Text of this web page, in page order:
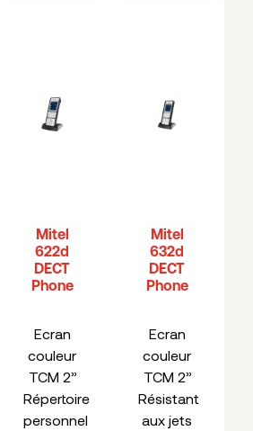
Mitel
622d
DECT
Phone
Ecran
couleur
TCM 2’’
Répertoire
personnel
Mitel
632d
DECT
Phone
Ecran
couleur
TCM 2’’
Résistant
aux jets